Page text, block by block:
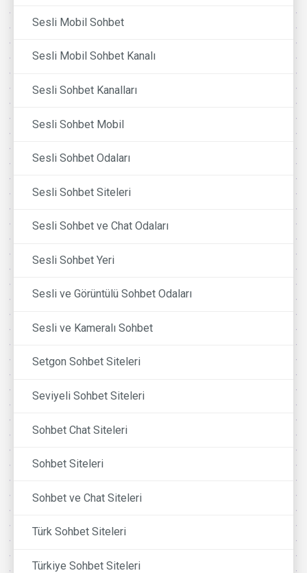
Sesli Mobil Sohbet
Sesli Mobil Sohbet Kanalı
Sesli Sohbet Kanalları
Sesli Sohbet Mobil
Sesli Sohbet Odaları
Sesli Sohbet Siteleri
Sesli Sohbet ve Chat Odaları
Sesli Sohbet Yeri
Sesli ve Görüntülü Sohbet Odaları
Sesli ve Kameralı Sohbet
Setgon Sohbet Siteleri
Seviyeli Sohbet Siteleri
Sohbet Chat Siteleri
Sohbet Siteleri
Sohbet ve Chat Siteleri
Türk Sohbet Siteleri
Türkiye Sohbet Siteleri